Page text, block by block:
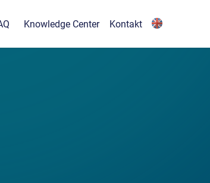
Knowledge Center Kontakt